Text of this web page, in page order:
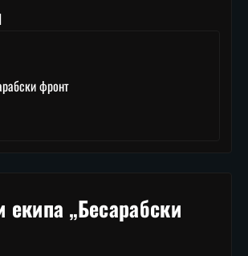
фронт
„Бесарабски